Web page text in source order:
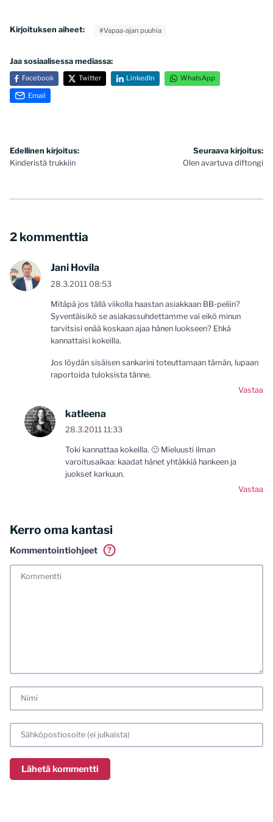
Kirjoituksen aiheet: #Vapaa-ajan puuhia
Jaa sosiaalisessa mediassa:
Facebook Twitter LinkedIn WhatsApp
Email
Artikkelien
selaus
Edellinen kirjoitus:
Kinderistä trukkiin
Seuraava kirjoitus:
Olen avartuva diftongi
2 kommenttia
Jani Hovila
28.3.2011 08:53
Mitäpä jos tällä viikolla haastan asiakkaan BB-peliin?
Syventäisikö se asiakassuhdettamme vai eikö minun
tarvitsisi enää koskaan ajaa hänen luokseen? Ehkä
kannattaisi kokeilla.
Jos löydän sisäisen sankarini toteuttamaan tämän, lupaan
raportoida tuloksista tänne.
Vastaa
katleena
28.3.2011 11:33
Toki kannattaa kokeilla. 🙂 Mieluusti ilman
varoitusaikaa: kaadat hänet yhtäkkiä hankeen ja
juokset karkuun.
Vastaa
Kerro oma kantasi
Kommentointiohjeet
?
meiliosoitteen. Minua ja mielipiteitäni saa ilman muuta